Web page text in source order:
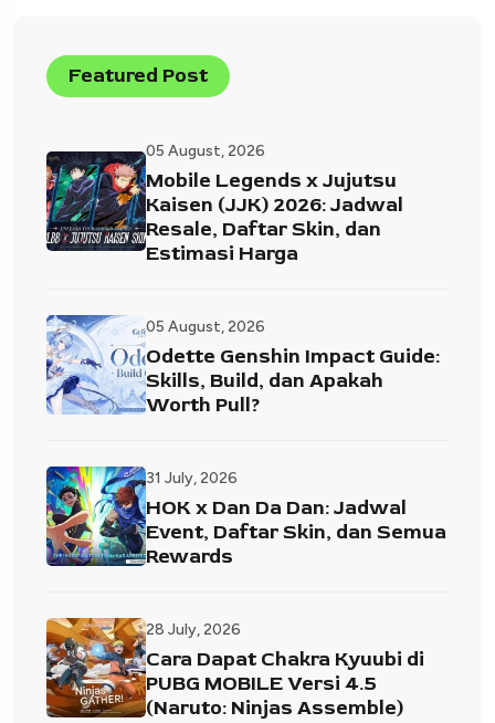
Featured Post
05 August, 2026
Mobile Legends x Jujutsu
Kaisen (JJK) 2026: Jadwal
Resale, Daftar Skin, dan
Estimasi Harga
05 August, 2026
Odette Genshin Impact Guide:
Skills, Build, dan Apakah
Worth Pull?
31 July, 2026
HOK x Dan Da Dan: Jadwal
Event, Daftar Skin, dan Semua
Rewards
28 July, 2026
Cara Dapat Chakra Kyuubi di
PUBG MOBILE Versi 4.5
(Naruto: Ninjas Assemble)